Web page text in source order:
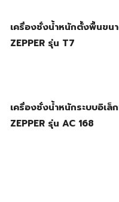
เครื่องชั่งน้ำหนักตั้งพื้นขน
ZEPPER รุ่น T7
เครื่องชั่งน้ำหนักระบบอิเล็
ZEPPER รุ่น AC 168